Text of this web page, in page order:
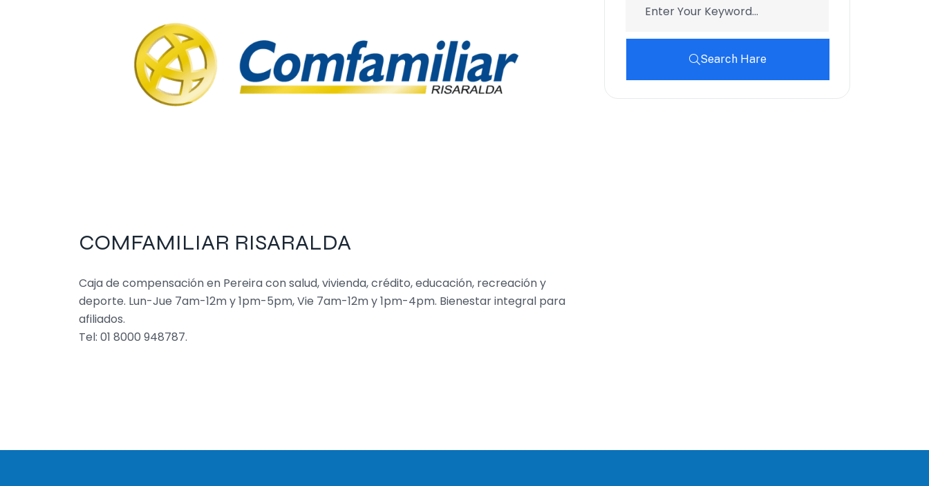
COMFAMILIAR RISARALDA
Caja de compensación en Pereira con salud, vivienda, crédito, educación, recreación y
deporte. Lun-Jue 7am-12m y 1pm-5pm, Vie 7am-12m y 1pm-4pm. Bienestar integral para
afiliados.
Tel: 01 8000 948787.
Search Hare